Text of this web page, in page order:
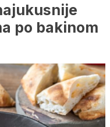
po bakinom